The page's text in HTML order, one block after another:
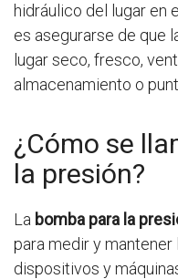
hidráulico del lugar en
es asegurarse de que
lugar seco, fresco,
almacenamiento o
¿Cómo se
la presión?
La bomba para la
para medir y mantener
dispositivos y